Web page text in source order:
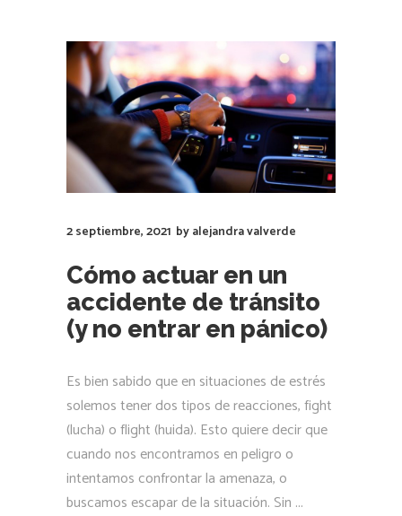
2 septiembre, 2021 byalejandra valverde
Cómo actuar en un
accidente de tránsito
(y no entrar en pánico)
Es bien sabido que en situaciones de estrés
solemos tener dos tipos de reacciones, fight
(lucha) o flight (huida). Esto quiere decir que
cuando nos encontramos en peligro o
intentamos confrontar la amenaza, o
buscamos escapar de la situación. Sin